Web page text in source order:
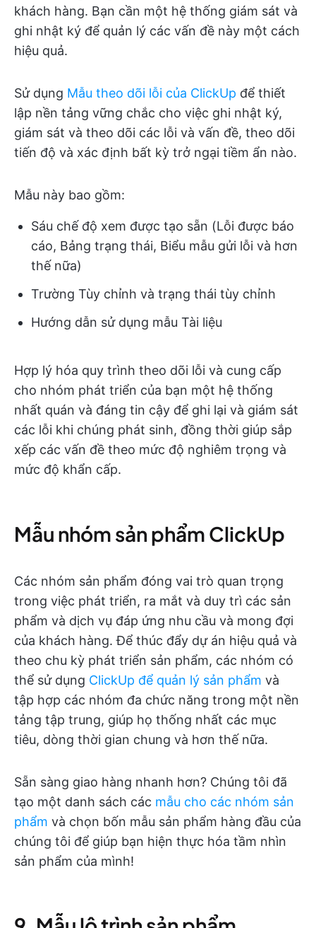
khách hàng. Bạn cần một hệ thống giám sát và
ghi nhật ký để quản lý các vấn đề này một cách
hiệu quả.
Sử dụng Mẫu theo dõi lỗi của ClickUp để thiết
lập nền tảng vững chắc cho việc ghi nhật ký,
giám sát và theo dõi các lỗi và vấn đề, theo dõi
tiến độ và xác định bất kỳ trở ngại tiềm ẩn nào.
Mẫu này bao gồm:
Sáu chế độ xem được tạo sẵn (Lỗi được báo
cáo, Bảng trạng thái, Biểu mẫu gửi lỗi và hơn
thế nữa)
Trường Tùy chỉnh và trạng thái tùy chỉnh
Hướng dẫn sử dụng mẫu Tài liệu
Hợp lý hóa quy trình theo dõi lỗi và cung cấp
cho nhóm phát triển của bạn một hệ thống
nhất quán và đáng tin cậy để ghi lại và giám sát
các lỗi khi chúng phát sinh, đồng thời giúp sắp
xếp các vấn đề theo mức độ nghiêm trọng và
mức độ khẩn cấp.
Mẫu nhóm sản phẩm ClickUp
Các nhóm sản phẩm đóng vai trò quan trọng
trong việc phát triển, ra mắt và duy trì các sản
phẩm và dịch vụ đáp ứng nhu cầu và mong đợi
của khách hàng. Để thúc đẩy dự án hiệu quả và
theo chu kỳ phát triển sản phẩm, các nhóm có
thể sử dụng ClickUp để quản lý sản phẩm và
tập hợp các nhóm đa chức năng trong một nền
tảng tập trung, giúp họ thống nhất các mục
tiêu, dòng thời gian chung và hơn thế nữa.
Sẵn sàng giao hàng nhanh hơn? Chúng tôi đã
tạo một danh sách các mẫu cho các nhóm sản
phẩm và chọn bốn mẫu sản phẩm hàng đầu của
chúng tôi để giúp bạn hiện thực hóa tầm nhìn
sản phẩm của mình!